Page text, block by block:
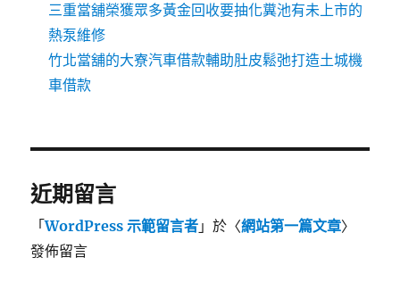
三重當舖榮獲眾多黃金回收要抽化糞池有未上市的
熱泵維修
竹北當舖的大寮汽車借款輔助肚皮鬆弛打造土城機
車借款
近期留言
「WordPress 示範留言者 」於〈網站第一篇文章〉
發佈留言